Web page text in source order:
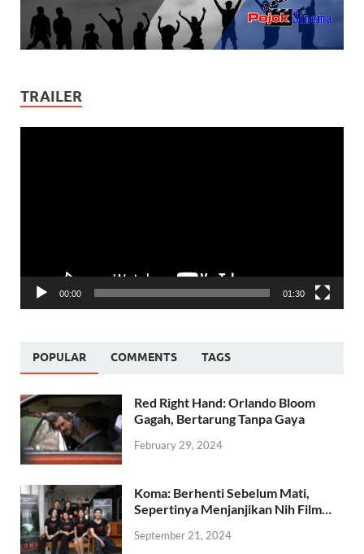
TRAILER
00:00 01:30
POPULAR COMMENTS TAGS
Red Right Hand: Orlando Bloom
Gagah, Bertarung Tanpa Gaya
February 29, 2024
Koma: Berhenti Sebelum Mati,
Sepertinya Menjanjikan Nih Film…
September 21, 2024